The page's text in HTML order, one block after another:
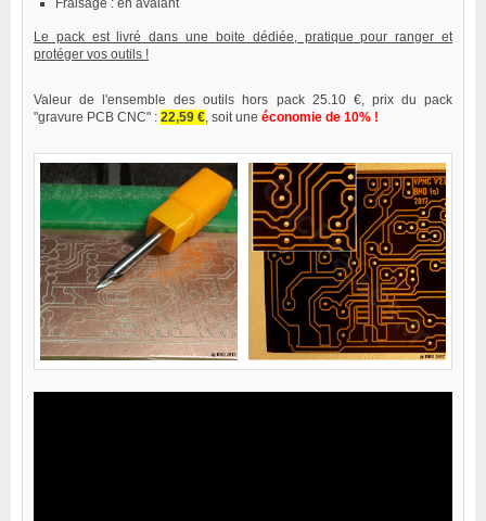
Fraisage : en avalant
Le pack est livré dans une boite dédiée, pratique pour ranger et
protéger vos outils !
Valeur de l'ensemble des outils hors pack 25.10 €, prix du pack
"gravure PCB CNC" : 22,59 €, soit une économie de 10% !